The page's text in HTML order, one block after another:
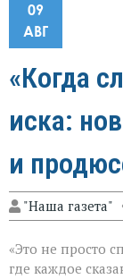
09
АВГ
«Когда
иска:
и
"Наша газета"
«Это не просто
где каждое